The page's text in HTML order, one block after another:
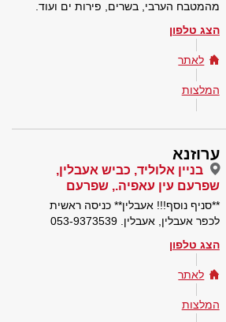
מהמטבח הערבי, בשרים, פירות ים ועוד.
הצג טלפון
לאתר
המלצות
ערוזנא
בניין אלוליד, כביש אעבלין,
שפרעם עין עאפיה., שפרעם
**סניף נוסף!!! אעבלין** כניסה ראשית
לכפר אעבלין, אעבלין. 053-9373539
הצג טלפון
לאתר
המלצות